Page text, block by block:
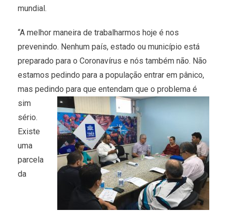
mundial.
“A melhor maneira de trabalharmos hoje é nos
prevenindo. Nenhum país, estado ou município está
preparado para o Coronavírus e nós também não. Não
estamos pedindo para a população entrar em pânico,
mas pedindo para que entendam que o problema é
sim
sério.
Existe
uma
parcela
da